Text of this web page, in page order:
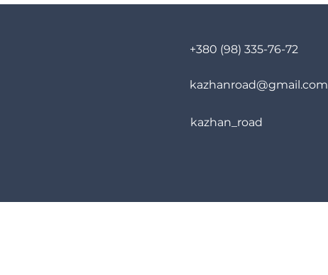
+380 (98) 335-76-72
kazhanroad@gmail.com
kazhan_road